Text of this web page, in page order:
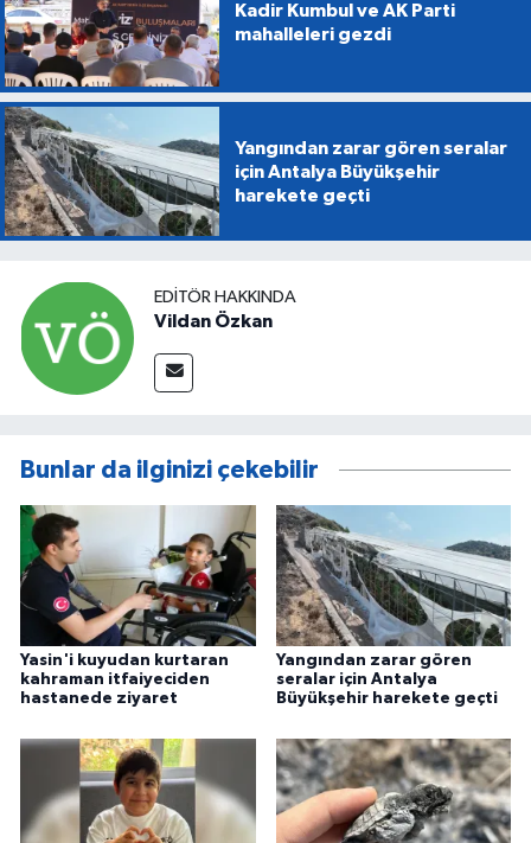
Kadir Kumbul ve AK Parti
mahalleleri gezdi
Yangından zarar gören seralar
için Antalya Büyükşehir
harekete geçti
EDITÖR HAKKINDA
Vildan Özkan
Bunlar da ilginizi çekebilir
Yasin'i kuyudan kurtaran
kahraman itfaiyeciden
hastanede ziyaret
Yangından zarar gören
seralar için Antalya
Büyükşehir harekete geçti